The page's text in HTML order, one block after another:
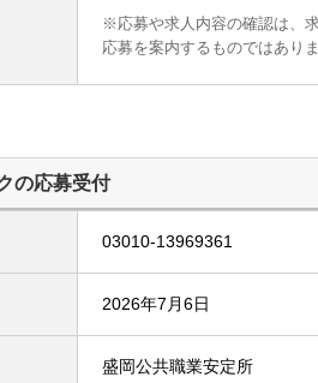
※応募や求人内容の確認は、
応募を案内するものではありま
の応募受付
03010-13969361
2026年7月6日
盛岡公共職業安定所